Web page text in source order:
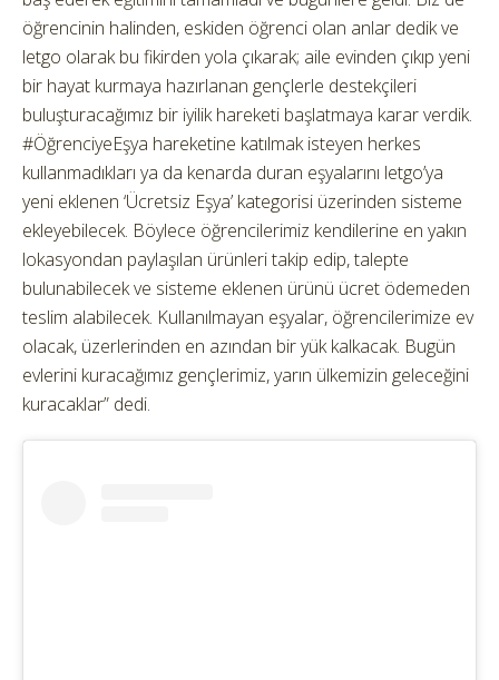
öğrencinin halinden, eskiden öğrenci olan anlar dedik ve
letgo olarak bu fikirden yola çıkarak; aile evinden çıkıp yeni
bir hayat kurmaya hazırlanan gençlerle destekçileri
buluşturacağımız bir iyilik hareketi başlatmaya karar verdik.
#ÖğrenciyeEşya hareketine katılmak isteyen herkes
kullanmadıkları ya da kenarda duran eşyalarını letgo’ya
yeni eklenen ‘Ücretsiz Eşya’ kategorisi üzerinden sisteme
ekleyebilecek. Böylece öğrencilerimiz kendilerine en yakın
lokasyondan paylaşılan ürünleri takip edip, talepte
bulunabilecek ve sisteme eklenen ürünü ücret ödemeden
teslim alabilecek. Kullanılmayan eşyalar, öğrencilerimize ev
olacak, üzerlerinden en azından bir yük kalkacak. Bugün
evlerini kuracağımız gençlerimiz, yarın ülkemizin geleceğini
kuracaklar” dedi.